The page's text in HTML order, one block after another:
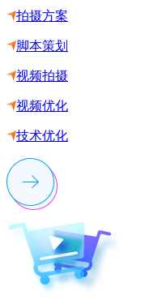
拍摄方案
脚本策划
视频拍摄
视频优化
技术优化